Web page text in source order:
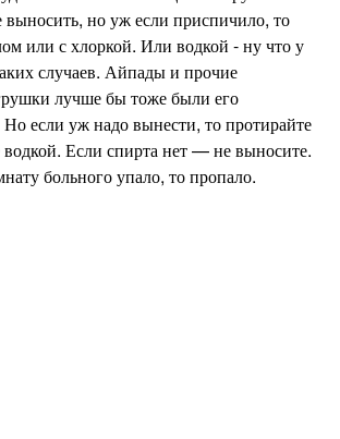
но уж если приспичило, то
или с хлоркой. Или водкой - ну что у
случаев. Айпады и прочие
лучше бы тоже были его
если уж надо вынести, то протирайте
Если спирта нет — не выносите.
больного упало, то пропало.